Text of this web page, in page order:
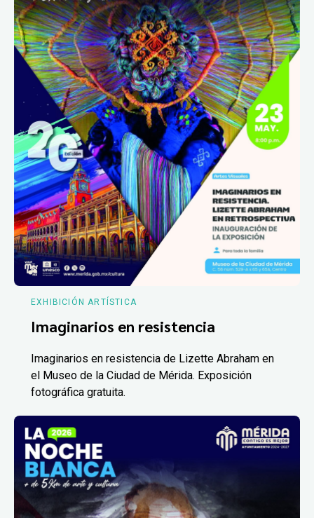
EXHIBICIÓN ARTÍSTICA
Imaginarios en resistencia
Imaginarios en resistencia de Lizette Abraham en
el Museo de la Ciudad de Mérida. Exposición
fotográfica gratuita.